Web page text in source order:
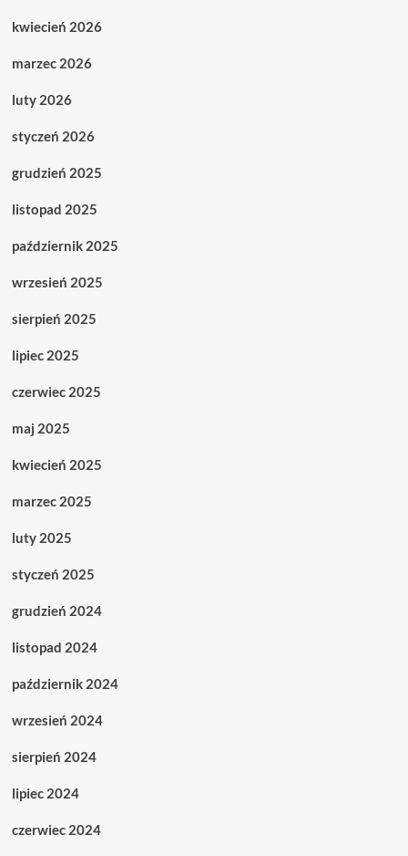
kwiecień 2026
marzec 2026
luty 2026
styczeń 2026
grudzień 2025
listopad 2025
październik 2025
wrzesień 2025
sierpień 2025
lipiec 2025
czerwiec 2025
maj 2025
kwiecień 2025
marzec 2025
luty 2025
styczeń 2025
grudzień 2024
listopad 2024
październik 2024
wrzesień 2024
sierpień 2024
lipiec 2024
czerwiec 2024